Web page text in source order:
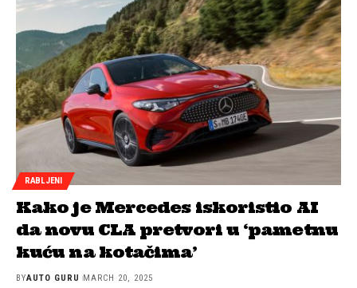
RABLJENI
Kako je Mercedes iskoristio AI
da novu CLA pretvori u ‘pametnu
kuću na kotačima’
BYAUTO GURU MARCH 20, 2025